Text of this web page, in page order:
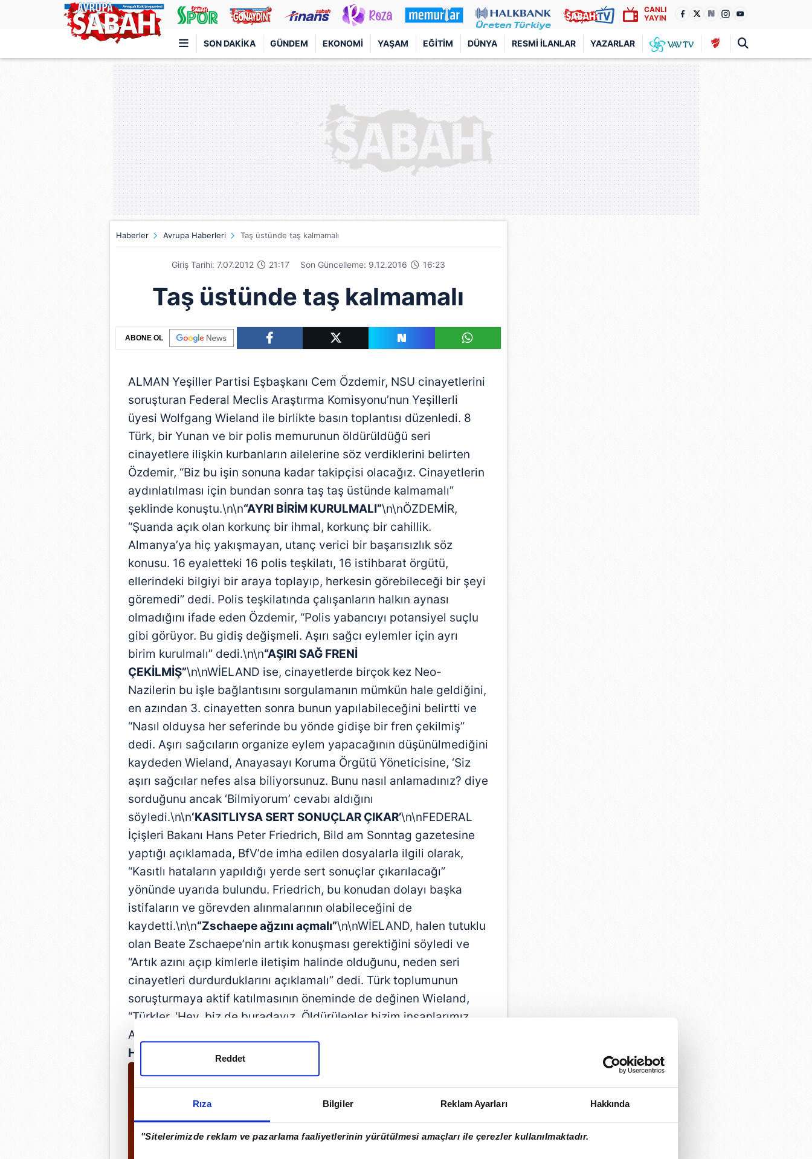
Rıza Bilgiler Reklam Ayarları Hakkında
"Sitelerimizde reklam ve pazarlama faaliyetlerinin yürütülmesi amaçları ile çerezler kullanılmaktadır.
Reddet
CANLI
YAYIN
SON DAKIKA GÜNDEM EKONOMI YAŞAM EĞITIM DÜNYA RESMI İLANLAR YAZARLAR
Türkiye'nin en iyi haber sitesi
Haberler Avrupa Haberleri Taş üstünde taş kalmamalı
Giriş Tarihi: 7.07.2012 21:17 Son Güncelleme: 9.12.2016 16:23
Taş üstünde taş kalmamalı
ABONE OL
ALMAN Yeşiller Partisi Eşbaşkanı Cem Özdemir, NSU cinayetlerini
soruşturan Federal Meclis Araştırma Komisyonu’nun Yeşillerli
üyesi Wolfgang Wieland ile birlikte basın toplantısı düzenledi. 8
Türk, bir Yunan ve bir polis memurunun öldürüldüğü seri
cinayetlere ilişkin kurbanların ailelerine söz verdiklerini belirten
Özdemir, “Biz bu işin sonuna kadar takipçisi olacağız. Cinayetlerin
aydınlatılması için bundan sonra taş taş üstünde kalmamalı”
şeklinde konuştu.\n\n“AYRI BİRİM KURULMALI”\n\nÖZDEMİR,
“Şuanda açık olan korkunç bir ihmal, korkunç bir cahillik.
Almanya’ya hiç yakışmayan, utanç verici bir başarısızlık söz
konusu. 16 eyaletteki 16 polis teşkilatı, 16 istihbarat örgütü,
ellerindeki bilgiyi bir araya toplayıp, herkesin görebileceği bir şeyi
göremedi” dedi. Polis teşkilatında çalışanların halkın aynası
olmadığını ifade eden Özdemir, “Polis yabancıyı potansiyel suçlu
gibi görüyor. Bu gidiş değişmeli. Aşırı sağcı eylemler için ayrı
birim kurulmalı” dedi.\n\n“AŞIRI SAĞ FRENİ
ÇEKİLMİŞ”\n\nWİELAND ise, cinayetlerde birçok kez Neo-
Nazilerin bu işle bağlantısını sorgulamanın mümkün hale geldiğini,
en azından 3. cinayetten sonra bunun yapılabileceğini belirtti ve
“Nasıl olduysa her seferinde bu yönde gidişe bir fren çekilmiş”
dedi. Aşırı sağcıların organize eylem yapacağının düşünülmediğini
kaydeden Wieland, Anayasayı Koruma Örgütü Yöneticisine, ‘Siz
aşırı sağcılar nefes alsa biliyorsunuz. Bunu nasıl anlamadınız? diye
sorduğunu ancak ‘Bilmiyorum’ cevabı aldığını
söyledi.\n\n‘KASITLIYSA SERT SONUÇLAR ÇIKAR’\n\nFEDERAL
İçişleri Bakanı Hans Peter Friedrich, Bild am Sonntag gazetesine
yaptığı açıklamada, BfV’de imha edilen dosyalarla ilgili olarak,
“Kasıtlı hataların yapıldığı yerde sert sonuçlar çıkarılacağı”
yönünde uyarıda bulundu. Friedrich, bu konudan dolayı başka
istifaların ve görevden alınmalarının olabileceğini de
kaydetti.\n\n“Zschaepe ağzını açmalı”\n\nWİELAND, halen tutuklu
olan Beate Zschaepe’nin artık konuşması gerektiğini söyledi ve
“Artık azını açıp kimlerle iletişim halinde olduğunu, neden seri
cinayetleri durdurduklarını açıklamalı” dedi. Türk toplumunun
soruşturmaya aktif katılmasının öneminde de değinen Wieland,
“Türkler, ‘Hey, biz de buradayız. Öldürülenler bizim insanlarımız.
Artık bir sonuç almanızı istiyoruz’ demeliler” dedi.\n\n
HASTÜRK / BERLİN